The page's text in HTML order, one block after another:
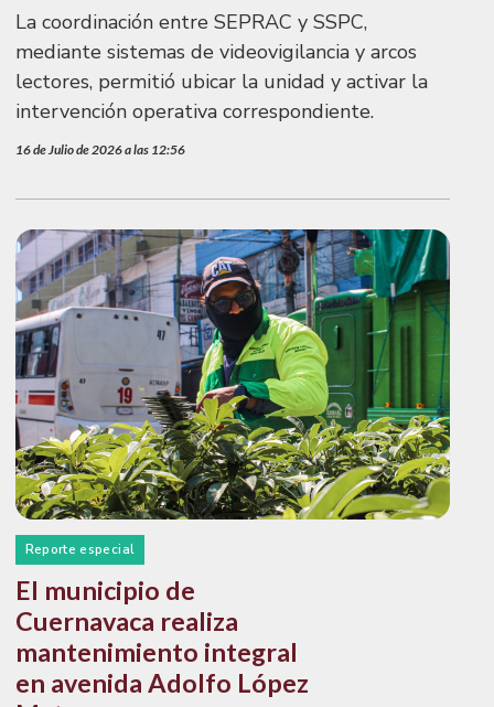
La coordinación entre SEPRAC y SSPC,
mediante sistemas de videovigilancia y arcos
lectores, permitió ubicar la unidad y activar la
intervención operativa correspondiente.
16 de Julio de 2026 a las 12:56
Reporte especial
El municipio de
Cuernavaca realiza
mantenimiento integral
en avenida Adolfo López